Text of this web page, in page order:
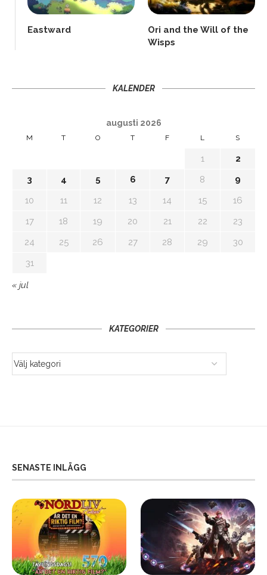
Eastward
Ori and the Will of the
Wisps
KALENDER
augusti 2026
M T O T F L S
1
2
3
4 5 6 7 8
9
10
11 12 13 14 15
16
17
18 19 20 21 22
23
24
25 26 27 28 29
30
31
« jul
KATEGORIER
SENASTE INLÄGG